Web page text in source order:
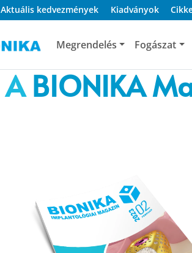
Aktuális kedvezmények Kiadványok
Megrendelés Fogászat
A BIONIKA